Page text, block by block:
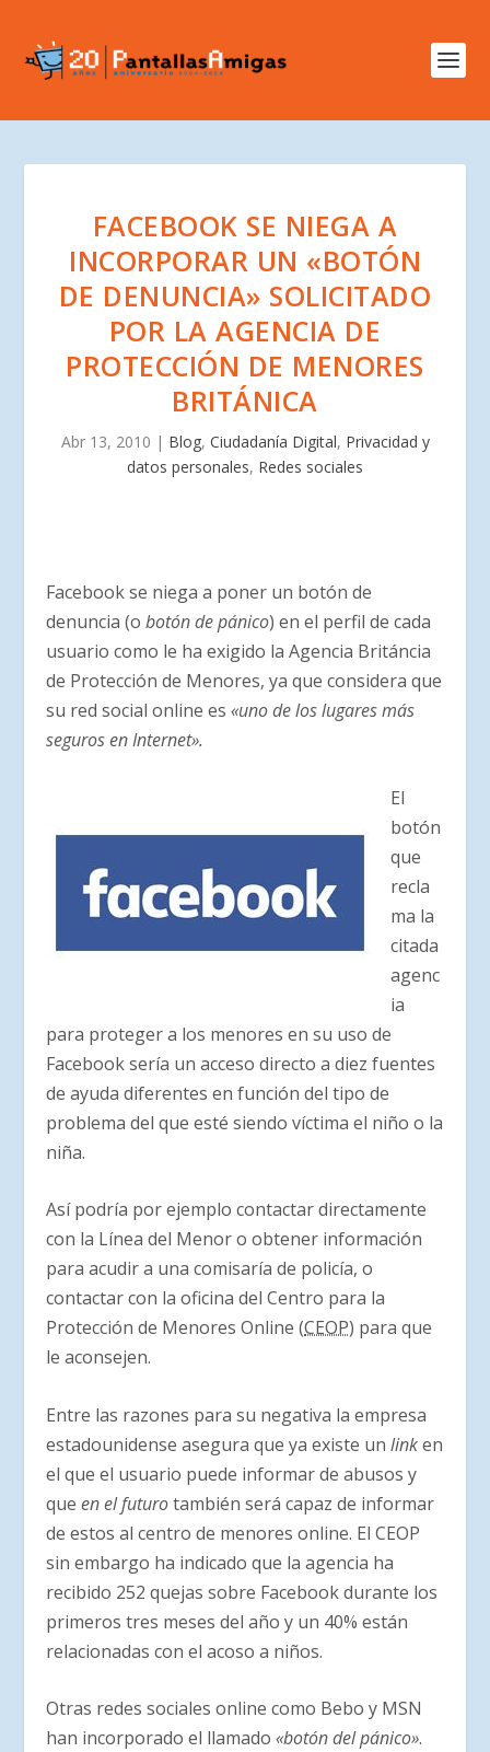
FACEBOOK SE NIEGA A
INCORPORAR UN «BOTÓN
DE DENUNCIA» SOLICITADO
POR LA AGENCIA DE
PROTECCIÓN DE MENORES
BRITÁNICA
Abr 13, 2010 | Blog, Ciudadanía Digital, Privacidad y
datos personales, Redes sociales
Facebook se niega a poner un botón de
denuncia (obotón de pánico) en el perfil de cada
usuario como le ha exigido la Agencia Británcia
de Protección de Menores, ya que considera que
su red social online es«uno de los lugares más
seguros en Internet».
El
botón
que
recla
ma la
citada
agenc
ia
para proteger a los menores en su uso de
Facebook sería un acceso directo a diez fuentes
de ayuda diferentes en función del tipo de
problema del que esté siendo víctima el niño o la
niña.
Así podría por ejemplo contactar directamente
con la Línea del Menor o obtener información
para acudir a una comisaría de policía, o
contactar con la oficina del Centro para la
Protección de Menores Online (CEOP) para que
le aconsejen.
Entre las razones para su negativa la empresa
estadounidense asegura que ya existe unlinken
el que el usuario puede informar de abusos y
queen el futurotambién será capaz de informar
de estos al centro de menores online. El CEOP
sin embargo ha indicado que la agencia ha
recibido 252 quejas sobre Facebook durante los
primeros tres meses del año y un 40% están
relacionadas con el acoso a niños.
Otras redes sociales online como Bebo y MSN
han incorporado el llamado«botón del pánico».